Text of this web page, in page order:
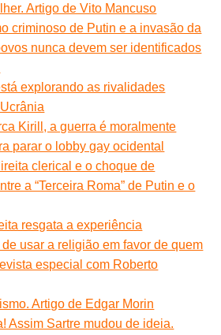
Artigo de Vito Mancuso
criminoso de Putin e a invasão da
nunca devem ser identificados
explorando as rivalidades
Kirill, a guerra é moralmente
parar o lobby gay ocidental
clerical e o choque de
a “Terceira Roma” de Putin e o
resgata a experiência
usar a religião em favor de quem
especial com Roberto
Artigo de Edgar Morin
Assim Sartre mudou de ideia.